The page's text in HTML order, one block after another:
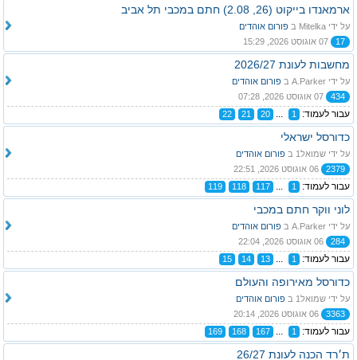
ארמאנדו בייקוט (26, 2.08) חתם במכבי תל אביב
על ידי Mitelka ב
פורום אוהדים
17
מחשבות לעונת 2026/27
על ידי A.Parker ב
פורום אוהדים
434
עבור לעמוד: 1
...
20
21
22
כדורסל ישראלי
על ידי שמואל1 ב
פורום אוהדים
2379
עבור לעמוד: 1
...
117
118
119
לוני ווקר חתם במכבי
על ידי A.Parker ב
פורום אוהדים
284
עבור לעמוד: 1
...
13
14
15
כדורסל מאירופה והעולם
על ידי שמואל1 ב
פורום אוהדים
3363
עבור לעמוד: 1
...
167
168
169
ת׳רד הכנה לעונת 26/27